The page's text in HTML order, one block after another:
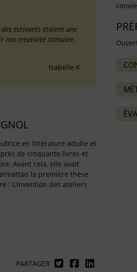
écrivants étaient une
ma créativité stimulée.
Isabelle K.
en littérature adulte et
de cinquante livres et
Avant cela, elle avait
la première thèse
: L’invention des ateliers
PARTAGER